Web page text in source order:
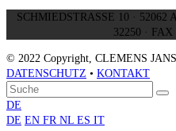
SCHMIEDSTRASSE 10 · 52062
32250 ·
© 2022 Copyright, CLEMENS
DATENSCHUTZ • KONTAKT
An
den
Anfang
Suche
DE
DE EN FR NL ES IT